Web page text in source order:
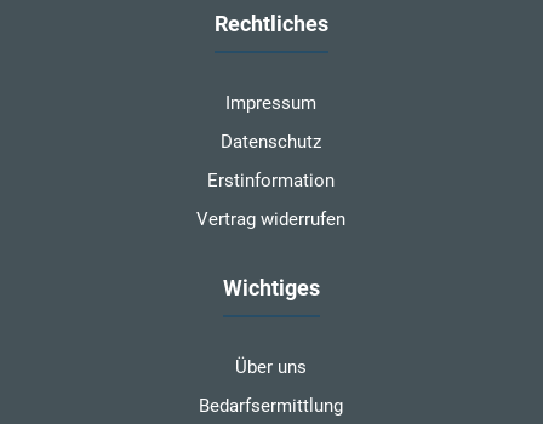
Rechtliches
Impressum
Datenschutz
Erstinformation
Vertrag widerrufen
Wichtiges
Über uns
Bedarfsermittlung